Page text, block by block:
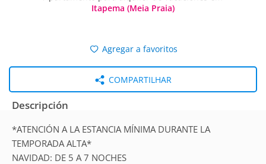
Itapema (Meia Praia)
Agregar a favoritos
COMPARTILHAR
Descripción
*ATENCIÓN A LA ESTANCIA MÍNIMA DURANTE LA
TEMPORADA ALTA*
NAVIDAD: DE 5 A 7 NOCHES